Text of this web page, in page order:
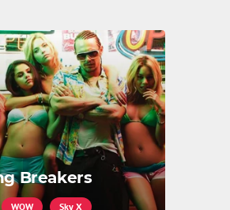
Breakers
WOW Sky X